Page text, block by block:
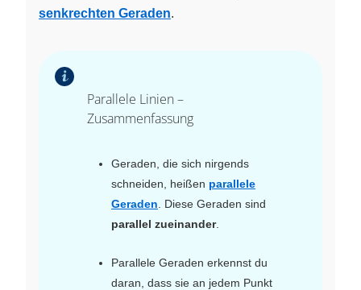
senkrechten Geraden.
Parallele Linien –
Zusammenfassung
Geraden, die sich nirgends
schneiden, heißen parallele
Geraden . Diese Geraden sind
parallel zueinander.
Parallele Geraden erkennst du
daran, dass sie an jedem Punkt